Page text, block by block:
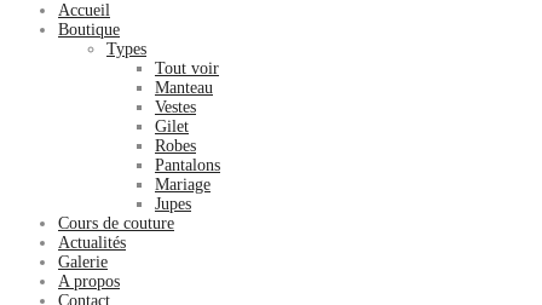
Accueil
Boutique
Types
Tout voir
Manteau
Vestes
Gilet
Robes
Pantalons
Mariage
Jupes
Cours de couture
Actualités
Galerie
A propos
Contact